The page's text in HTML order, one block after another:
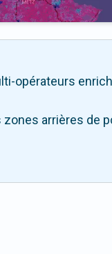
opérateurs
arrières de